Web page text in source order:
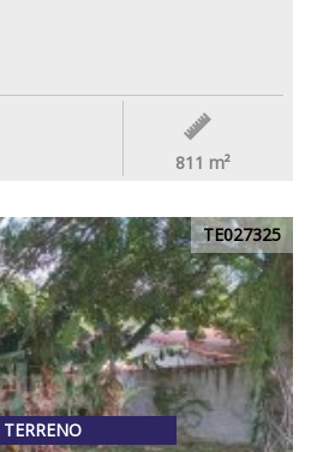
811 m²
TE027325
TERRENO